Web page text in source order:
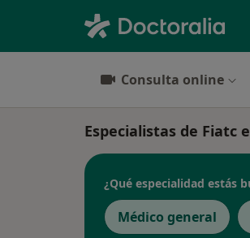
Consulta online
Especialistas de Fiatc
¿Qué especialidad estás
Médico general